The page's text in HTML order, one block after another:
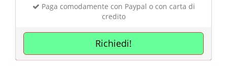
Paga comodamente con Paypal o con carta di
credito
Richiedi!